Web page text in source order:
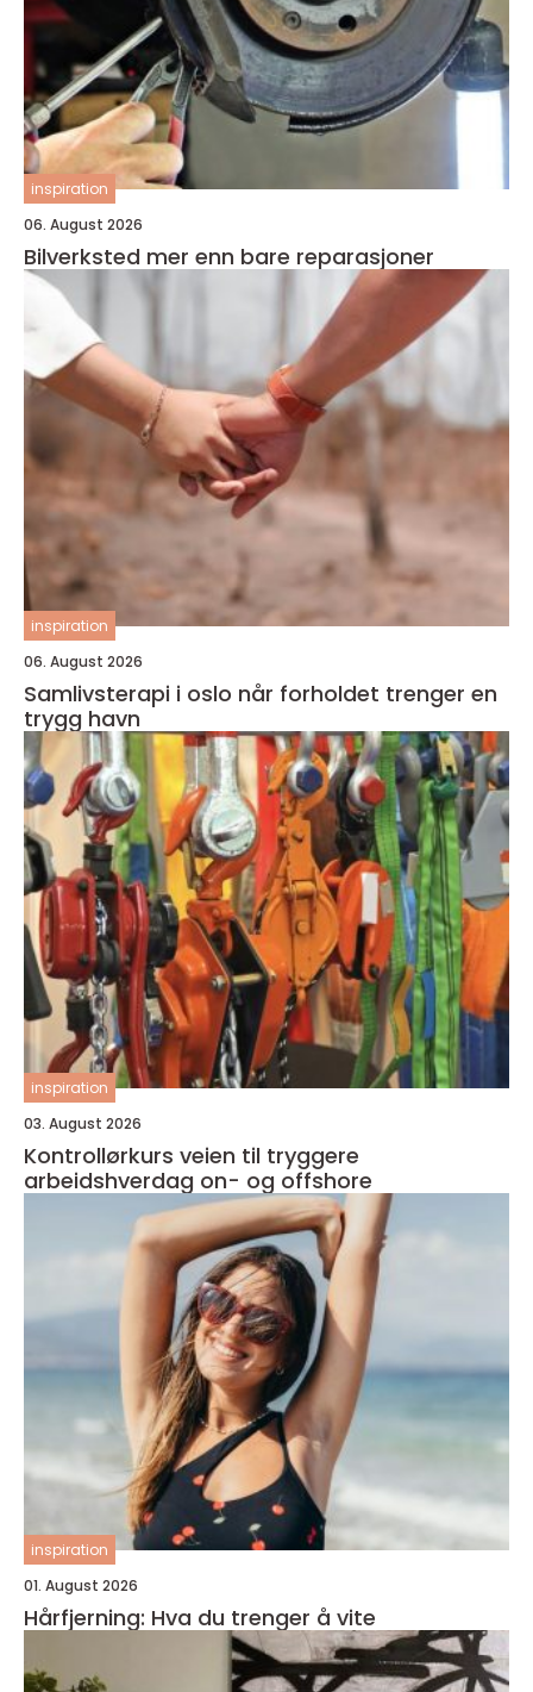
inspiration
06. August 2026
Bilverksted mer enn bare reparasjoner
inspiration
06. August 2026
Samlivsterapi i oslo når forholdet trenger en
trygg havn
inspiration
03. August 2026
Kontrollørkurs veien til tryggere
arbeidshverdag on- og offshore
inspiration
01. August 2026
Hårfjerning: Hva du trenger å vite